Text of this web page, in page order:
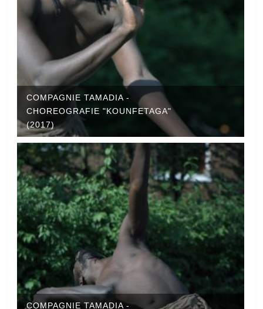
COMPAGNIE TAMADIA -
CHOREOGRAFIE "KOUNFETAGA"
(2017)
COMPAGNIE TAMADIA -